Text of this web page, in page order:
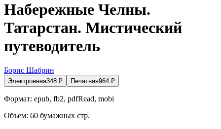
Набережные Челны.
Татарстан. Мистический
путеводитель
Борис Шабрин
Электронная348 ₽ Печатная964 ₽
Формат: epub, fb2, pdfRead, mobi
Объем: 60 бумажных стр.